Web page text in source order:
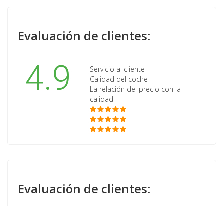
Evaluación de clientes:
4.9
Servicio al cliente
Calidad del coche
La relación del precio con la
calidad
Evaluación de clientes: